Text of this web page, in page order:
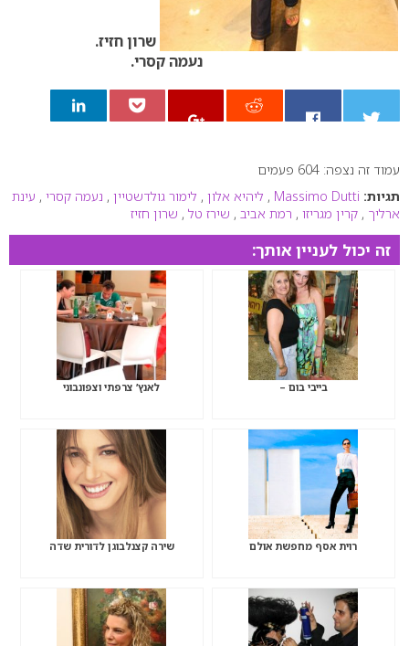
שרון חזיז.
נעמה קסרי.
0עמוד זה נצפה: 604 פעמים
תגיות: Massimo Dutti
, ליהיא אלון , לימור גולדשטיין , נעמה קסרי , עינת
ארליך , קרין מגריזו , רמת אביב , שירז טל , שרון חזיז
זה יכול לעניין אותך:
בייבי בום – לאנץ’ צרפתי וצפונבוני
רוית אסף מחפשת אולם שירה קצנלבוגן לדורית שדה